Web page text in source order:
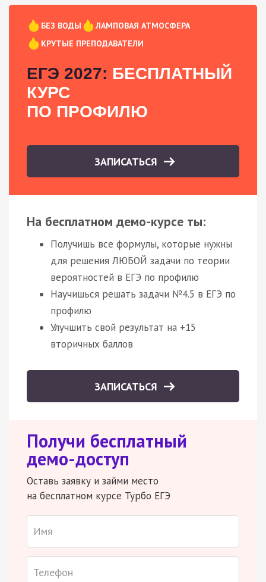
БЕЗ ВОДЫ
ЛАМПОВАЯ АТМОСФЕРА
КРУТЫЕ ПРЕПОДАВАТЕЛИ
ЕГЭ 2027: БЕСПЛАТНЫЙ
КУРС
ПО ПРОФИЛЮ
ЗАПИСАТЬСЯ
На бесплатном демо-курсе ты:
Получишь все формулы, которые нужны
для решения ЛЮБОЙ задачи по теории
вероятностей в ЕГЭ по профилю
Научишься решать задачи №4.5 в ЕГЭ по
профилю
Улучшить свой результат на +15
вторичных баллов
ЗАПИСАТЬСЯ
Получи бесплатный
демо-доступ
Оставь заявку и займи место
на бесплатном курсе Турбо ЕГЭ